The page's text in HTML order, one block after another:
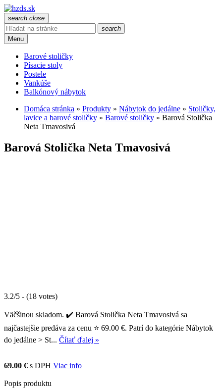
search close
search
Menu
Barové stoličky
Písacie stoly
Postele
Vankúše
Balkónový nábytok
Domáca stránka » Produkty » Nábytok do jedálne » Stoličky,
lavice a barové stoličky » Barové stoličky » Barová Stolička
Neta Tmavosivá
Barová Stolička Neta Tmavosivá
3.2/5 - (18 votes)
Väčšinou skladom. ✔️ Barová Stolička Neta Tmavosivá sa
najčastejšie predáva za cenu ⭐ 69.00 €. Patrí do kategórie Nábytok
do jedálne > St... Čítať ďalej »
69.00 € s DPH Viac info
Popis produktu